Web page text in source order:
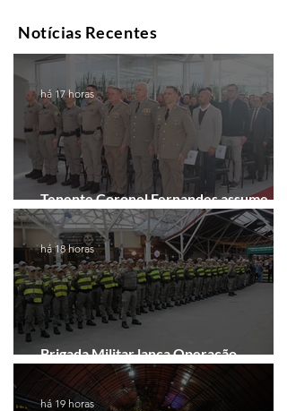
Notícias Recentes
Tenente Coronel Fernandes assume
comando do 41º BPM em Gramado
há 17 horas
Brigada Militar lança Operação
Convergência na Região das Hortênsias
há 18 horas
há 19 horas